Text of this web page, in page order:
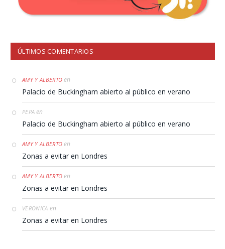
ÚLTIMOS COMENTARIOS
AMY Y ALBERTO en
Palacio de Buckingham abierto al público en verano
PEPA en
Palacio de Buckingham abierto al público en verano
AMY Y ALBERTO en
Zonas a evitar en Londres
AMY Y ALBERTO en
Zonas a evitar en Londres
VERONICA en
Zonas a evitar en Londres